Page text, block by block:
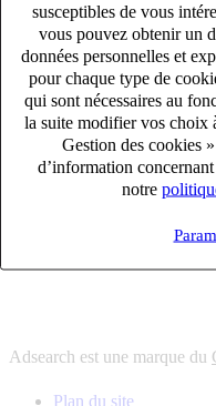
susceptibles de vous
vous pouvez obtenir un
données personnelles et
pour chaque type de
qui sont nécessaires au
la suite modifier vos choix
Gestion des cookies
d’information
notre
connaître votre secteur
12 bureaux en France
proximité avec nos
6 solutions
s'adapter à vos besoin
10 univers
connaître votre
proximité avec nos
Adsearch est une marque du
Plan du site